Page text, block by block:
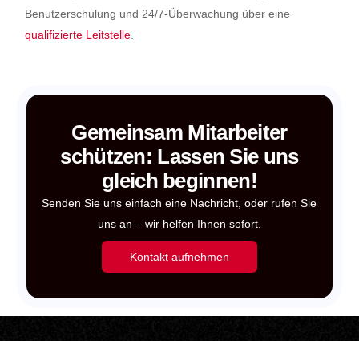
Benutzerschulung und 24/7-Überwachung über eine
qualifizierte Leitstelle.
Gemeinsam Mitarbeiter
schützen: Lassen Sie uns
gleich beginnen!
Senden Sie uns einfach eine Nachricht, oder rufen Sie
uns an – wir helfen Ihnen sofort.
Kontakt aufnehmen